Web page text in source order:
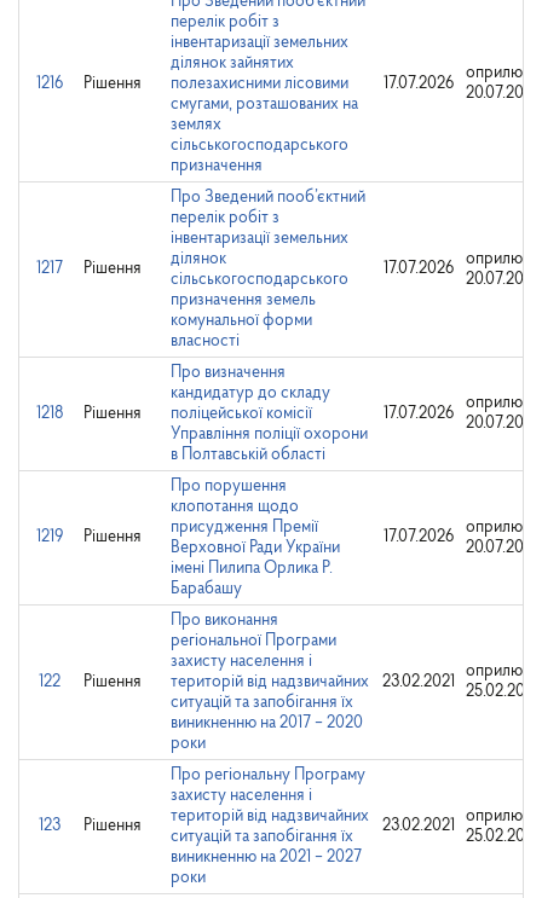
1216 Рішення
перелік робіт з
інвентаризації земельних
ділянок зайнятих
полезахисними лісовими
смугами, розташованих на
землях
сільськогосподарського
призначення
17.07.2026
20.07.2026
1217 Рішення
Про Зведений пооб’єктний
перелік робіт з
інвентаризації земельних
ділянок
сільськогосподарського
призначення земель
комунальної форми
власності
17.07.2026
20.07.2026
1218 Рішення
Про визначення
кандидатур до складу
поліцейської комісії
Управління поліції охорони
в Полтавській області
17.07.2026
20.07.2026
1219 Рішення
Про порушення
клопотання щодо
присудження Премії
Верховної Ради України
імені Пилипа Орлика Р.
Барабашу
17.07.2026
20.07.2026
122 Рішення
Про виконання
регіональної Програми
захисту населення і
територій від надзвичайних
ситуацій та запобігання їх
виникненню на 2017 – 2020
роки
23.02.2021
25.02.2021
123 Рішення
Про регіональну Програму
захисту населення і
територій від надзвичайних
ситуацій та запобігання їх
виникненню на 2021 – 2027
роки
23.02.2021
25.02.2021